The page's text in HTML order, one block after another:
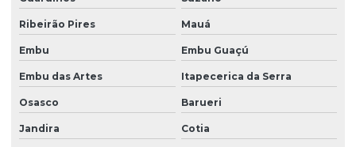
Ribeirão Pires Mauá
Embu Embu Guaçú
Embu das Artes Itapecerica da Serra
Osasco Barueri
Jandira Cotia